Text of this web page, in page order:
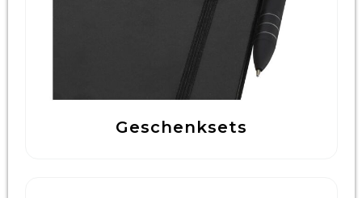
Geschenksets